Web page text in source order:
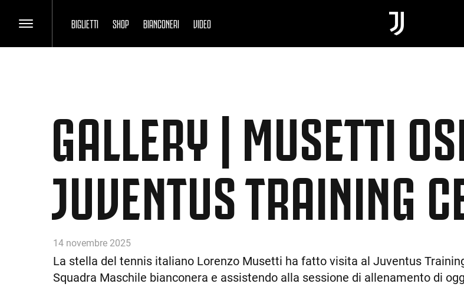
BIGLIETTI SHOP BIANCONERI VIDEO
GALLERY | MUSETTI
JUVENTUS TRAINING
14 novembre 2025
La stella del tennis italiano Lorenzo Musetti ha fatto visita al Juventus
Squadra Maschile bianconera e assistendo alla sessione di allenamento di